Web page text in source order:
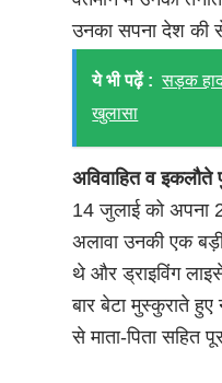
उनका सपना देश की
ये भी पढ़ें : सड़क
खुलासा
अविवाहित व इकलौते
14 जुलाई को अपना
अलावा उनकी एक
थे और ड्राइविंग
बार बेटा मुस्कुराते
से माता-पिता सहित